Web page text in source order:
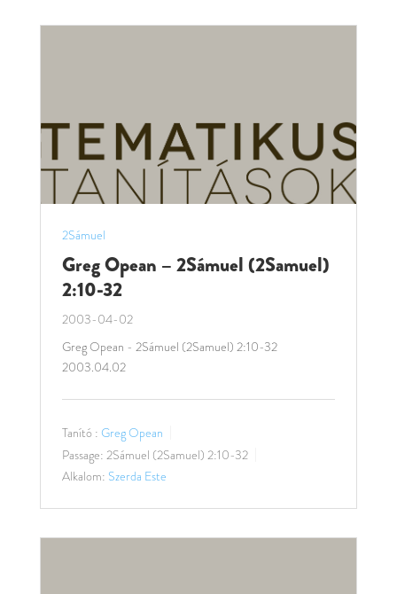
2Sámuel
Greg Opean – 2Sámuel (2Samuel)
2:10-32
2003-04-02
Greg Opean - 2Sámuel (2Samuel) 2:10-32
2003.04.02
Tanító : Greg Opean
Passage: 2Sámuel (2Samuel) 2:10-32
Alkalom: Szerda Este